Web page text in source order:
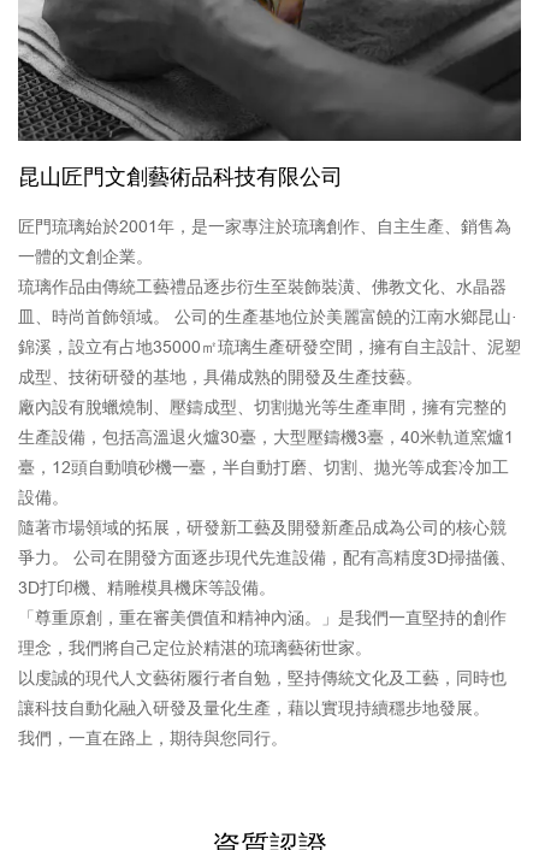
昆山匠門文創藝術品科技有限公司
匠門琉璃始於2001年，是一家專注於琉璃創作、自主生產、銷售為
一體的文創企業。
琉璃作品由傳統工藝禮品逐步衍生至裝飾裝潢、佛教文化、水晶器
皿、時尚首飾領域。 公司的生產基地位於美麗富饒的江南水鄉昆山·
錦溪，設立有占地35000㎡琉璃生產研發空間，擁有自主設計、泥塑
成型、技術研發的基地，具備成熟的開發及生產技藝。
廠內設有脫蠟燒制、壓鑄成型、切割拋光等生產車間，擁有完整的
生產設備，包括高溫退火爐30臺，大型壓鑄機3臺，40米軌道窯爐1
臺，12頭自動噴砂機一臺，半自動打磨、切割、拋光等成套冷加工
設備。
隨著市場領域的拓展，研發新工藝及開發新產品成為公司的核心競
爭力。 公司在開發方面逐步現代先進設備，配有高精度3D掃描儀、
3D打印機、精雕模具機床等設備。
「尊重原創，重在審美價值和精神內涵。」是我們一直堅持的創作
理念，我們將自己定位於精湛的琉璃藝術世家。
以虔誠的現代人文藝術履行者自勉，堅持傳統文化及工藝，同時也
讓科技自動化融入研發及量化生產，藉以實現持續穩步地發展。
我們，一直在路上，期待與您同行。